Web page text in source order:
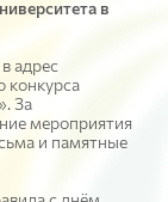
в
адрес
конкурса
За
мероприятия
и памятные